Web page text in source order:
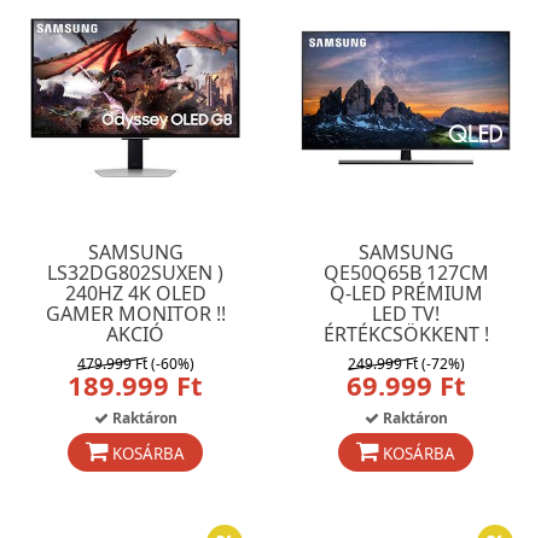
SAMSUNG
LS32DG802SUXEN )
240HZ 4K OLED
GAMER MONITOR !!
AKCIÓ
479.999 Ft(-60%)
189.999 Ft
Raktáron
KOSÁRBA
SAMSUNG
QE50Q65B 127CM
Q-LED PRÉMIUM
LED TV!
ÉRTÉKCSÖKKENT !
249.999 Ft(-72%)
69.999 Ft
Raktáron
KOSÁRBA